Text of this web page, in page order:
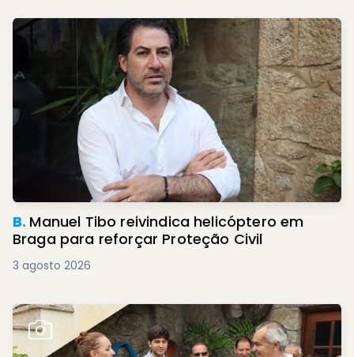
B. Manuel Tibo reivindica helicóptero em
Braga para reforçar Proteção Civil
3 agosto 2026